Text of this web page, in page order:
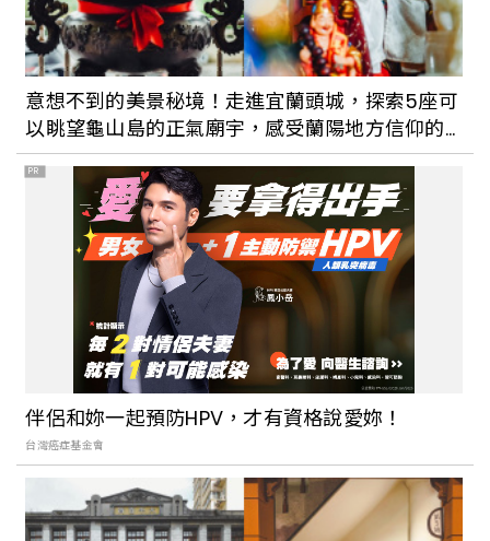
意想不到的美景秘境！走進宜蘭頭城，探索5座可
以眺望龜山島的正氣廟宇，感受蘭陽地方信仰的
薰沐
PR
伴侶和妳一起預防HPV，才有資格說愛妳！
台灣癌症基金會